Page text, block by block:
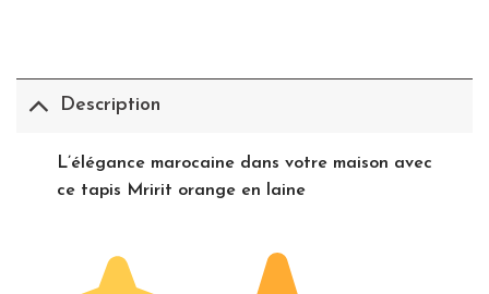
Description
L’élégance marocaine dans votre maison avec
ce tapis Mririt orange en laine